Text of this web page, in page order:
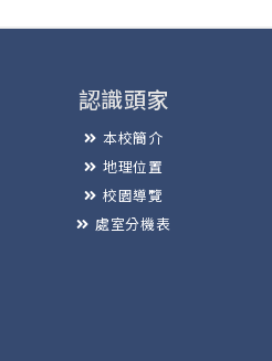
認識頭家
本校簡介
地理位置
校園導覽
處室分機表